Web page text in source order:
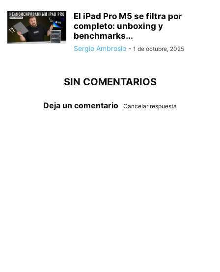
El iPad Pro M5 se filtra por
completo: unboxing y
benchmarks...
Sergio Ambrosio - 1 de octubre, 2025
SIN COMENTARIOS
Deja un comentario Cancelar respuesta